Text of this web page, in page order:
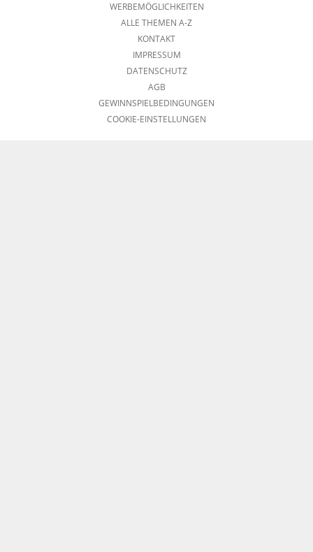
WERBEMÖGLICHKEITEN
ALLE THEMEN A-Z
KONTAKT
IMPRESSUM
DATENSCHUTZ
AGB
GEWINNSPIELBEDINGUNGEN
COOKIE-EINSTELLUNGEN